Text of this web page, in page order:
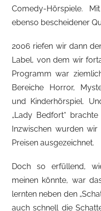
Comedy-Hörspiele.
ebenso bescheidener
2006 riefen wir dann
Label, von dem wir
Programm war
Bereiche Horror,
und Kinderhörspiel.
„Lady Bedfort“
Inzwischen wurden
Preisen ausgezeichnet.
Doch so erfüllend,
meinen könnte, war
lernten neben den
auch schnell die